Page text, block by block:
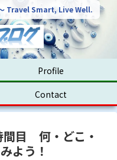
〜 Travel Smart, Live Well.
Profile
Contact
間目 何・どこ・
よう！